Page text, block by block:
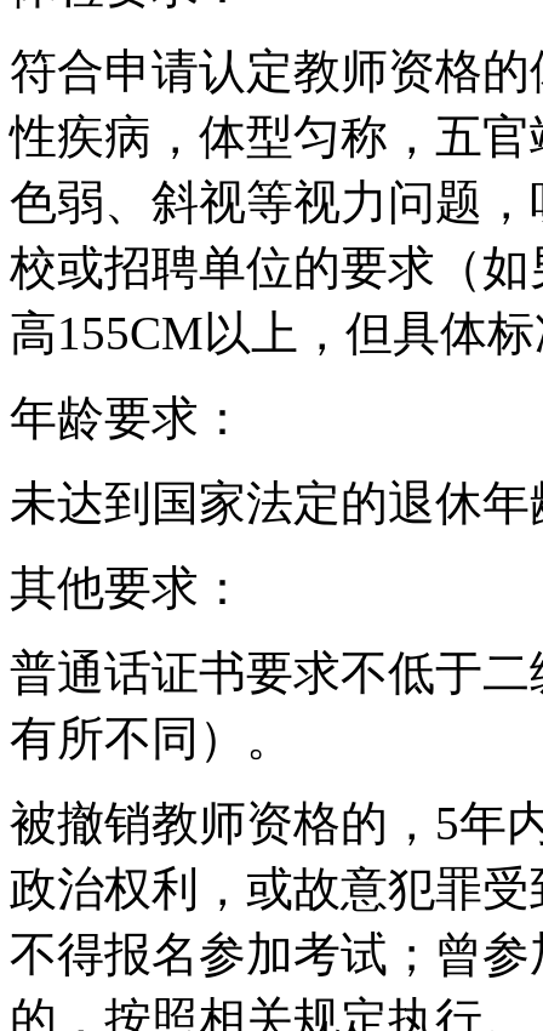
符合申请认定教师资格
性疾病，体型匀称，五
色弱、斜视等视力问题
校或招聘单位的要求（
高155CM以上，但具体
年龄要求：
未达到国家法定的退休年
其他要求：
普通话证书要求不低于
有所不同）。
被撤销教师资格的，5年
政治权利，或故意犯罪
不得报名参加考试；曾
的，按照相关规定执行。